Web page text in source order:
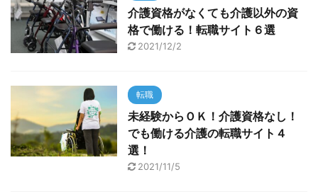
介護資格がなくても介護以外の資
格で働ける！転職サイト６選
2021/12/2
転職
未経験からＯＫ！介護資格なし！
でも働ける介護の転職サイト４
選！
2021/11/5